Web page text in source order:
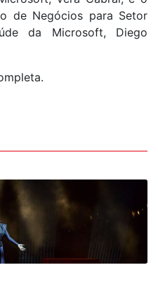
de Negócios para Setor
da Microsoft, Diego